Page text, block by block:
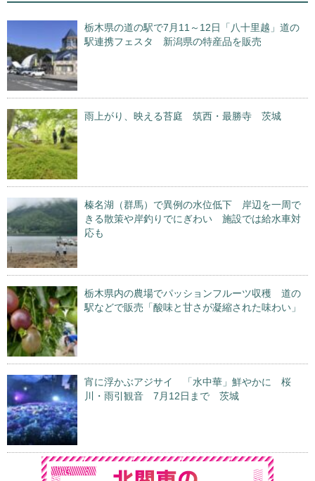
栃木県の道の駅で7月11～12日「八十里越」道の
駅連携フェスタ 新潟県の特産品を販売
雨上がり、映える苔庭 筑西・最勝寺 茨城
榛名湖（群馬）で異例の水位低下 岸辺を一周で
きる散策や岸釣りでにぎわい 施設では給水車対
応も
栃木県内の農場でパッションフルーツ収穫 道の
駅などで販売「酸味と甘さが凝縮された味わい」
宵に浮かぶアジサイ 「水中華」鮮やかに 桜
川・雨引観音 7月12日まで 茨城